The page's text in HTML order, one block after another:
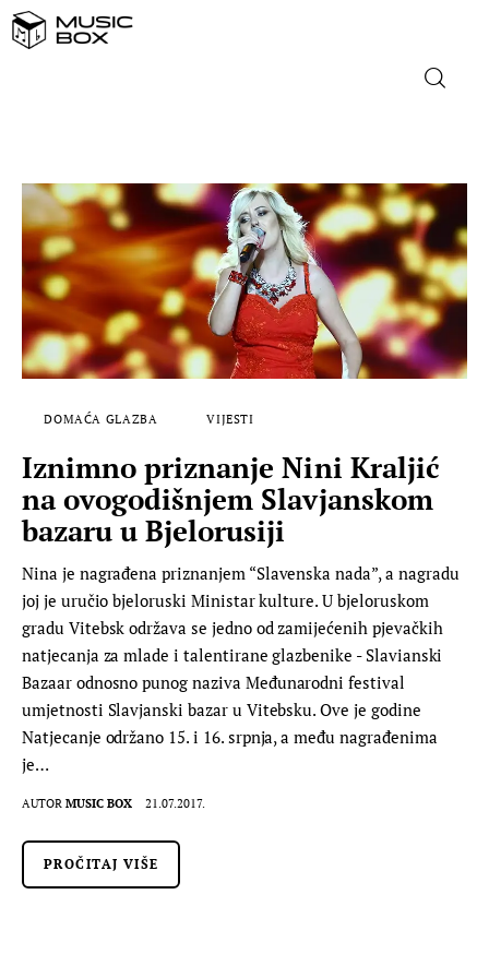
DOMAĆA GLAZBA
STRANA GLAZBA
FILM
MUSIC BOX
DOMAĆA GLAZBA VIJESTI
Iznimno priznanje Nini Kraljić
na ovogodišnjem Slavjanskom
bazaru u Bjelorusiji
Nina je nagrađena priznanjem “Slavenska nada”, a nagradu
joj je uručio bjeloruski Ministar kulture. U bjeloruskom
gradu Vitebsk održava se jedno od zamijećenih pjevačkih
natjecanja za mlade i talentirane glazbenike - Slavianski
Bazaar odnosno punog naziva Međunarodni festival
umjetnosti Slavjanski bazar u Vitebsku. Ove je godine
Natjecanje održano 15. i 16. srpnja, a među nagrađenima
je…
AUTOR MUSIC BOX 21.07.2017.
PROČITAJ VIŠE